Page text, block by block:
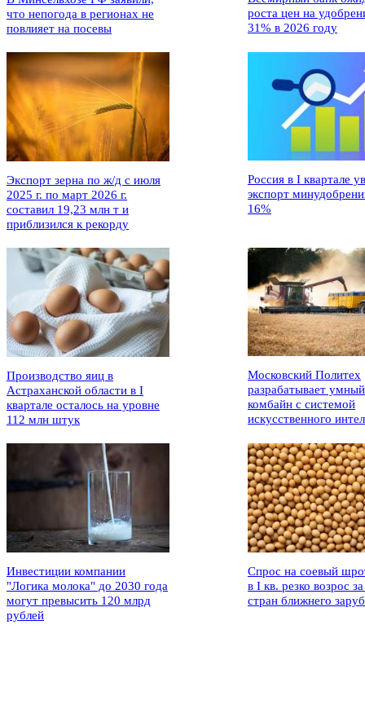
что непогода в регионах не
повлияет на посевы
роста цен на
31% в 2026 году
Экспорт зерна по ж/д с июля
2025 г. по март 2026 г.
составил 19,23 млн т и
приблизился к рекорду
Россия в I квартале
экспорт
16%
Производство яиц в
Астраханской области в I
квартале осталось на уровне
112 млн штук
Московский Политех
разрабатывает умный
комбайн с системой
искусственного
Инвестиции компании
"Логика молока" до 2030 года
могут превысить 120 млрд
рублей
Спрос на соевый
в I кв. резко возрос
стран ближнего